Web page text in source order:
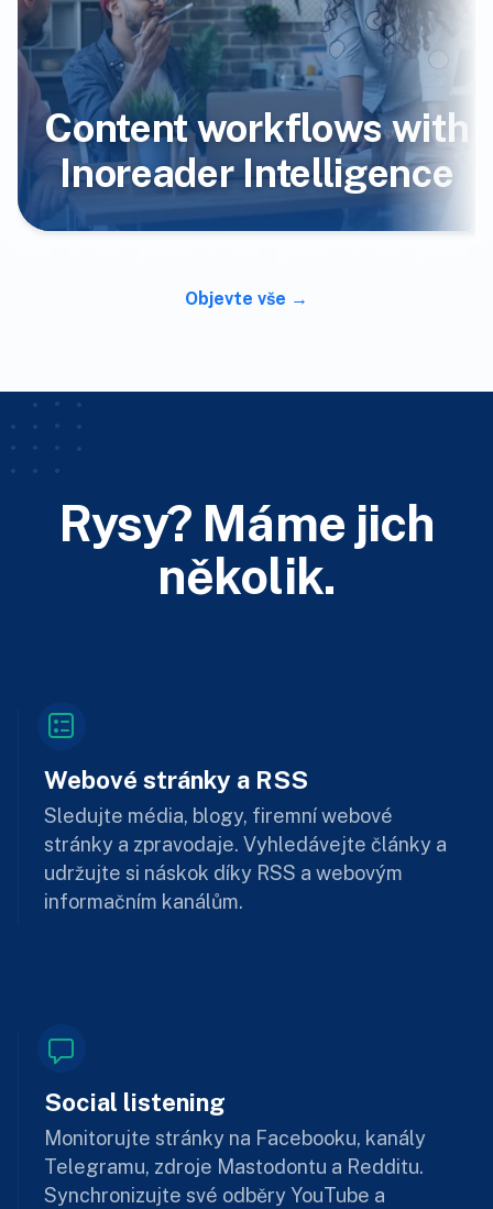
Content workflows with
Inoreader Intelligence
Objevte vše
Rysy? Máme jich
několik.
Webové stránky a RSS
Sledujte média, blogy, firemní webové
stránky a zpravodaje. Vyhledávejte články a
udržujte si náskok díky RSS a webovým
informačním kanálům.
Social listening
Monitorujte stránky na Facebooku, kanály
Telegramu, zdroje Mastodontu a Redditu.
Synchronizujte své odběry YouTube a